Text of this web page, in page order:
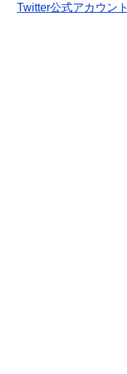
Twitter公式アカウント